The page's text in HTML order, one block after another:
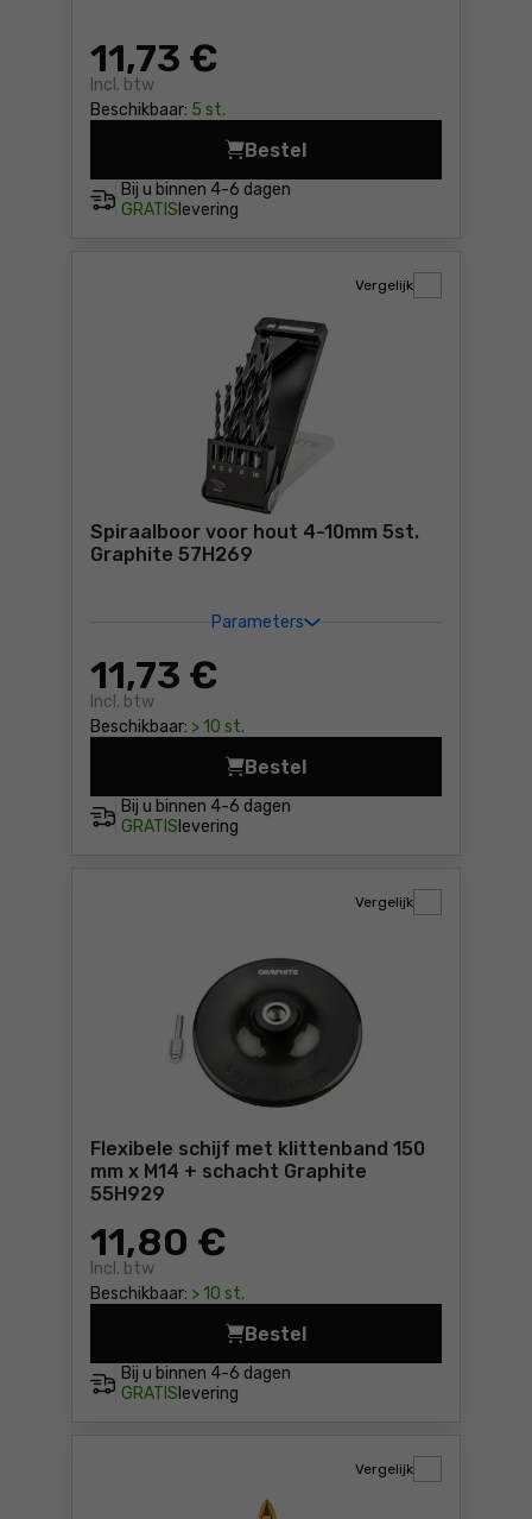
11,73 €
Incl. btw
Beschikbaar: 5 st.
Bij u binnen 4-6 dagen
GRATIS levering
Bestel
Accessoires voor
Spiraalboor voor hout 4-10mm 5st.
Graphite 57H269
Parameters
11,73 €
Incl. btw
Beschikbaar: > 10 st.
Vergelijk
Bij u binnen 4-6 dagen
GRATIS levering
Bestel
Spiraalboor voor hout 4-
Flexibele schijf met klittenband 150
mm x M14 + schacht Graphite
55H929
11,80 €
Incl. btw
Beschikbaar: > 10 st.
Vergelijk
Bij u binnen 4-6 dagen
GRATIS levering
Bestel
Flexibele schijf met
Vergelijk